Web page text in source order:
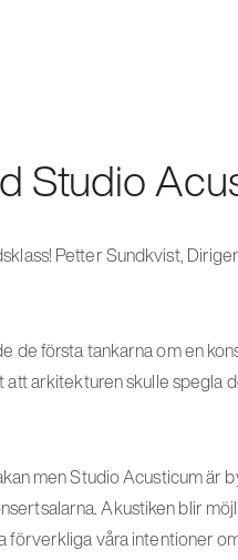
Studio
Petter Sundkvist,
de första tankarna om en
att arkitekturen skulle spegla
men Studio Acusticum är
Akustiken blir
förverkliga våra intentioner